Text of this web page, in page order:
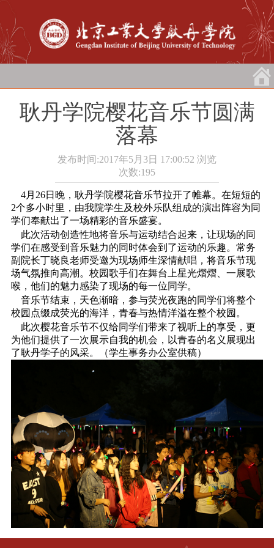
耿丹学院樱花音乐节圆满
落幕
发布时间:2017年5月3日 17:00:52 浏览
次数:195
4月26日晚，耿丹学院樱花音乐节拉开了帷幕。在短短的
2个多小时里，由我院学生及校外乐队组成的演出阵容为同
学们奉献出了一场精彩的音乐盛宴。
此次活动创造性地将音乐与运动结合起来，让现场的同
学们在感受到音乐魅力的同时体会到了运动的乐趣。常务
副院长丁晓良老师受邀为现场师生深情献唱，将音乐节现
场气氛推向高潮。校园歌手们在舞台上星光熠熠、一展歌
喉，他们的魅力感染了现场的每一位同学。
音乐节结束，天色渐暗，参与荧光夜跑的同学们将整个
校园点缀成荧光的海洋，青春与热情洋溢在整个校园。
此次樱花音乐节不仅给同学们带来了视听上的享受，更
为他们提供了一次展示自我的机会，以青春的名义展现出
了耿丹学子的风采。（学生事务办公室供稿）